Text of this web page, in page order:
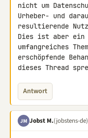
nicht um
Urheber- und
resultierende
Dies ist aber ein
umfangreiches
erschöpfende
dieses Thread
Antwort
JM Jobst M.(jobstens-de)